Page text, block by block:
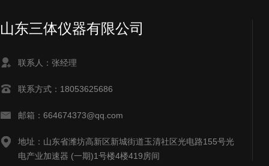
山东三体仪器有限公司
联系人：张经理
联系方式：18053625686
邮箱：664674373@qq.com
地址：山东省潍坊高新区新城街道玉清社区光电路155号光
电产业加速器 (一期)1号楼4楼419房间